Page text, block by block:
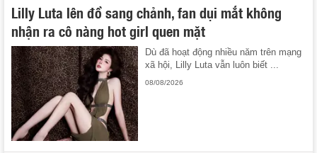
Lilly Luta lên đồ sang chảnh, fan dụi mắt không
nhận ra cô nàng hot girl quen mặt
Dù đã hoạt động nhiều năm trên mạng
xã hội, Lilly Luta vẫn luôn biết ...
08/08/2026